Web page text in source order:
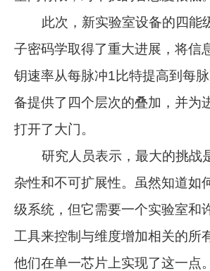
此次，新实验室设备的四能
子密码学取得了重大进展，将信
钥速率从每脉冲1比特提高到每
备提供了四个层次的叠加，并为
打开了大门。
研究人员表示，最大的挑战
杂性和不可扩展性。虽然知道如
级系统，但它需要一个实验室和
工具来控制与维度增加相关的所
他们在单一芯片上实现了这一点。